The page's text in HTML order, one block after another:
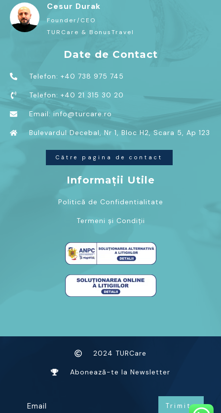
Cesur Durak
Founder/CEO
TURCare & BonusTravel
Date de Contact
Telefon: +40 738 975 745
Telefon: +40 21 315 30 20
Email: info@turcare.ro
Bulevardul Decebal, Nr 1, Bloc H2, Scara 5, Ap 123
Către pagina de contact
Informații Utile
Politică de Confidentialitate
Termeni și Condiții
2024 TURCare
Abonează-te la Newsletter